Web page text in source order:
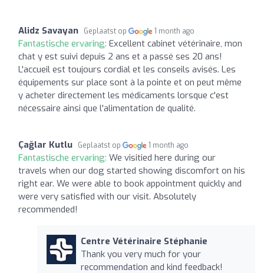
Alidz Savayan Geplaatst op 1 month ago
Fantastische ervaring: Excellent cabinet vétérinaire, mon
chat y est suivi depuis 2 ans et a passé ses 20 ans!
L'accueil est toujours cordial et les conseils avisés. Les
équipements sur place sont à la pointe et on peut même
y acheter directement les médicaments lorsque c'est
nécessaire ainsi que l'alimentation de qualité.
Çağlar Kutlu Geplaatst op 1 month ago
Fantastische ervaring: We visitied here during our
travels when our dog started showing discomfort on his
right ear. We were able to book appointment quickly and
were very satisfied with our visit. Absolutely
recommended!
Centre Vétérinaire Stéphanie
Thank you very much for your
recommendation and kind feedback!